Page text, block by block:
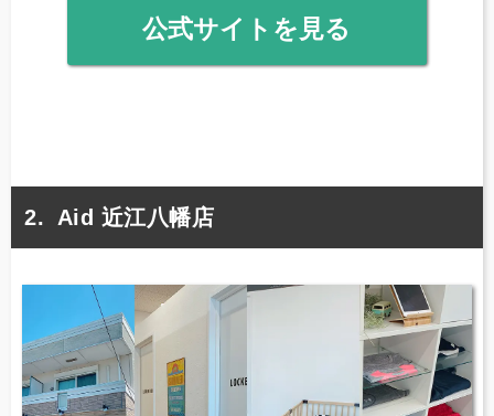
公式サイトを見る
Aid 近江八幡店